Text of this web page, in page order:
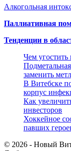
Алкогольная
Паллиативная
Тенденции в
Чем угостить
заменить
В Витебске
корпус
Как
инвесторов
Хоккейное
павших
© 2026 - Новый